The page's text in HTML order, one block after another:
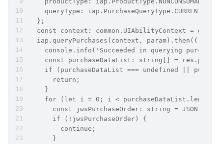
queryType:
  };
const context: common.UIAbilityContext =
iap.queryPurchases(context, param).then((res:
console.info('Succeeded in querying
const purchaseDataList: string[] =
if (purchaseDataList === undefined ||
      return;
    }
for (let i = 0; i < purchaseDataList.length;
const jwsPurchaseOrder: string =
      if (!jwsPurchaseOrder) {
        continue;
      }